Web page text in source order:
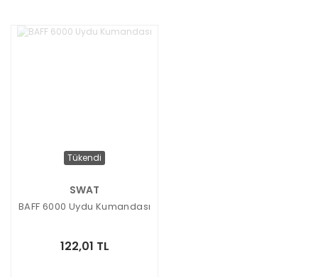
Tükendi
SWAT
BAFF 6000 Uydu Kumandası
122,01 TL